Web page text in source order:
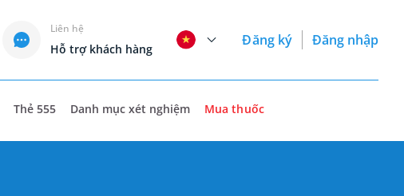
Liên hệ
Hỗ trợ khách hàng
Đăng ký Đăng nhập
Thẻ 555 Danh mục xét nghiệm Mua thuốc